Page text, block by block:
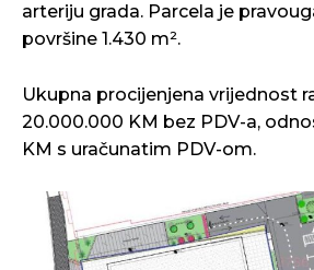
arteriju grada. Parcela je
površine 1.430 m².
Ukupna procijenjena vrijednost
20.000.000 KM bez PDV-a,
KM s uračunatim PDV-om.